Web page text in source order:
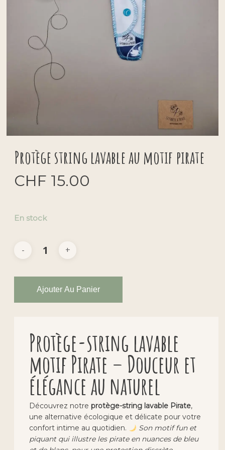
Protège string lavable au motif pirate
CHF 15.00
En stock
Ajouter Au Panier
Protège-string lavable
motif Pirate – Douceur et
élégance au naturel
Découvrez notreprotège-string lavable Pirate,
une alternative écologique et délicate pour votre
confort intime au quotidien.
Son motif fun et
piquant qui illustre les pirate en nuances de bleu